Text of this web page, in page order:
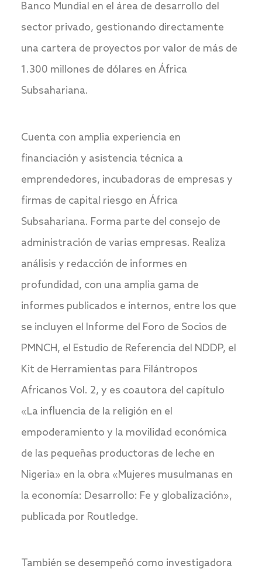
Banco Mundial en el área de desarrollo del
sector privado, gestionando directamente
una cartera de proyectos por valor de más de
1.300 millones de dólares en África
Subsahariana.
Cuenta con amplia experiencia en
financiación y asistencia técnica a
emprendedores, incubadoras de empresas y
firmas de capital riesgo en África
Subsahariana. Forma parte del consejo de
administración de varias empresas. Realiza
análisis y redacción de informes en
profundidad, con una amplia gama de
informes publicados e internos, entre los que
se incluyen el Informe del Foro de Socios de
PMNCH, el Estudio de Referencia del NDDP, el
Kit de Herramientas para Filántropos
Africanos Vol. 2, y es coautora del capítulo
«La influencia de la religión en el
empoderamiento y la movilidad económica
de las pequeñas productoras de leche en
Nigeria» en la obra «Mujeres musulmanas en
la economía: Desarrollo: Fe y globalización»,
publicada por Routledge.
También se desempeñó como investigadora